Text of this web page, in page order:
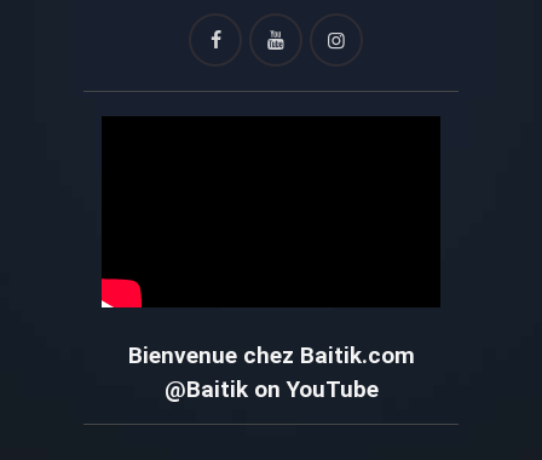
Bienvenue chez Baitik.com
@Baitik on YouTube